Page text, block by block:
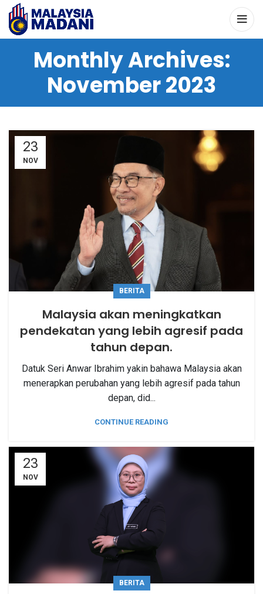
Monthly Archives:
November 2023
23
NOV
BERITA
Malaysia akan meningkatkan
pendekatan yang lebih agresif pada
tahun depan.
Datuk Seri Anwar Ibrahim yakin bahawa Malaysia akan
menerapkan perubahan yang lebih agresif pada tahun
depan, did...
CONTINUE READING
23
NOV
BERITA